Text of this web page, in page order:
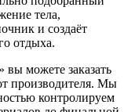
тела,
и создаёт
отдыха.
можете заказать
производителя. Мы
контролируем